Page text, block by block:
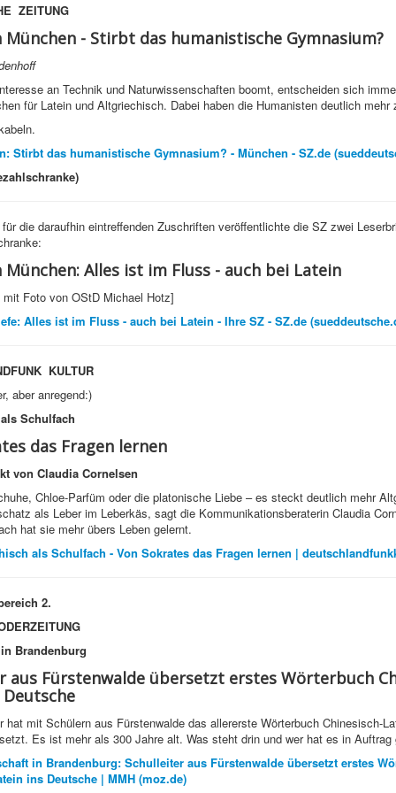
ZEITUNG
- Stirbt das humanistische Gymnasium?
an Technik und Naturwissenschaften boomt, entscheiden sich
für Latein und Altgriechisch. Dabei haben die Humanisten deutlich mehr
Stirbt das humanistische Gymnasium? - München - SZ.de
die daraufhin eintreffenden Zuschriften veröffentlichte die SZ zwei
Alles ist im Fluss - auch bei Latein
Foto von OStD Michael Hotz]
Alles ist im Fluss - auch bei Latein - Ihre SZ - SZ.de
KULTUR
aber anregend:)
Schulfach
das Fragen lernen
von Claudia Cornelsen
Chloe-Parfüm oder die platonische Liebe – es steckt deutlich mehr
als Leber im Leberkäs, sagt die Kommunikationsberaterin Claudia
hat sie mehr übers Leben gelernt.
als Schulfach - Von Sokrates das Fragen lernen |
2.
Brandenburg
aus Fürstenwalde übersetzt erstes Wörterbuch
hat mit Schülern aus Fürstenwalde das allererste Wörterbuch Chinesisch-
Es ist mehr als 300 Jahre alt. Was steht drin und wer hat es in Auftrag
in Brandenburg: Schulleiter aus Fürstenwalde übersetzt erstes
ins Deutsche | MMH (moz.de)